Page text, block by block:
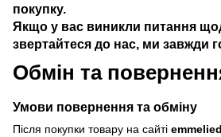
покупку.
Якщо у вас виникли питання
звертайтеся до нас, ми завжди
Обмін та
Умови повернення та обміну
Після покупки товару на сайті